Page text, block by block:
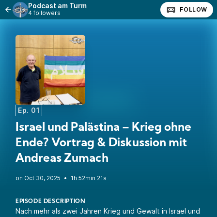
Podcast am Turm
4 followers FOLLOW
Ep. 01
Israel und Palästina – Krieg ohne
Ende? Vortrag & Diskussion mit
Andreas Zumach
• 1h 52min 21s
EPISODE DESCRIPTION
Nach mehr als zwei Jahren Krieg und Gewalt in Israel und